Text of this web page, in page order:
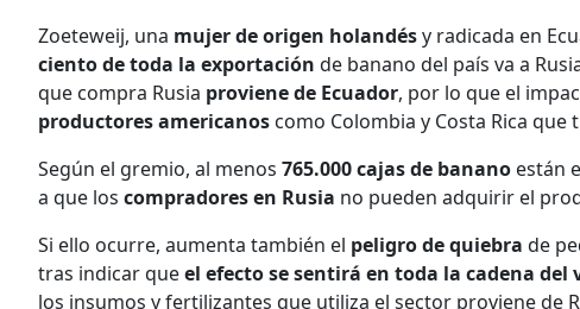
Zoeteweij, una mujer de origen holandésy radicada en
ciento de toda la exportación de banano del país va a
que compra Rusia proviene de Ecuador, por lo que el
productores americanos como Colombia y Costa Rica
Según el gremio, al menos 765.000 cajas de banano están
a que los compradores en Rusia no pueden adquirir el
Si ello ocurre, aumenta también el peligro de quiebra de
tras indicar queel efecto se sentirá en toda la cadena del
los insumos y fertilizantes que utiliza el sector proviene de